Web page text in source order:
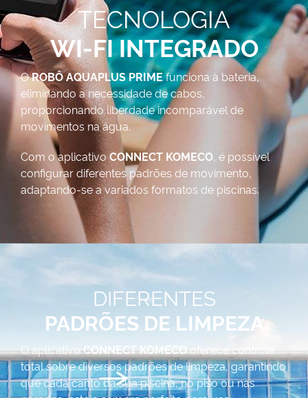
TECNOLOGIA
WI-FI INTEGRADO
OROBÔ AQUAPLUS PRIMEfunciona à bateria,
eliminando a necessidade de cabos,
proporcionando liberdade incomparável de
movimentos na água.
Com o aplicativoCONNECT KOMECO, é possível
configurar diferentes padrões de movimento,
adaptando-se a variados formatos de piscinas.
DIFERENTES
PADRÕES DE LIMPEZA
O aplicativoCONNECT KOMECO oferece controle
total sobre diversos padrões de limpeza, garantindo
que cada canto da sua piscina, no piso ou nas